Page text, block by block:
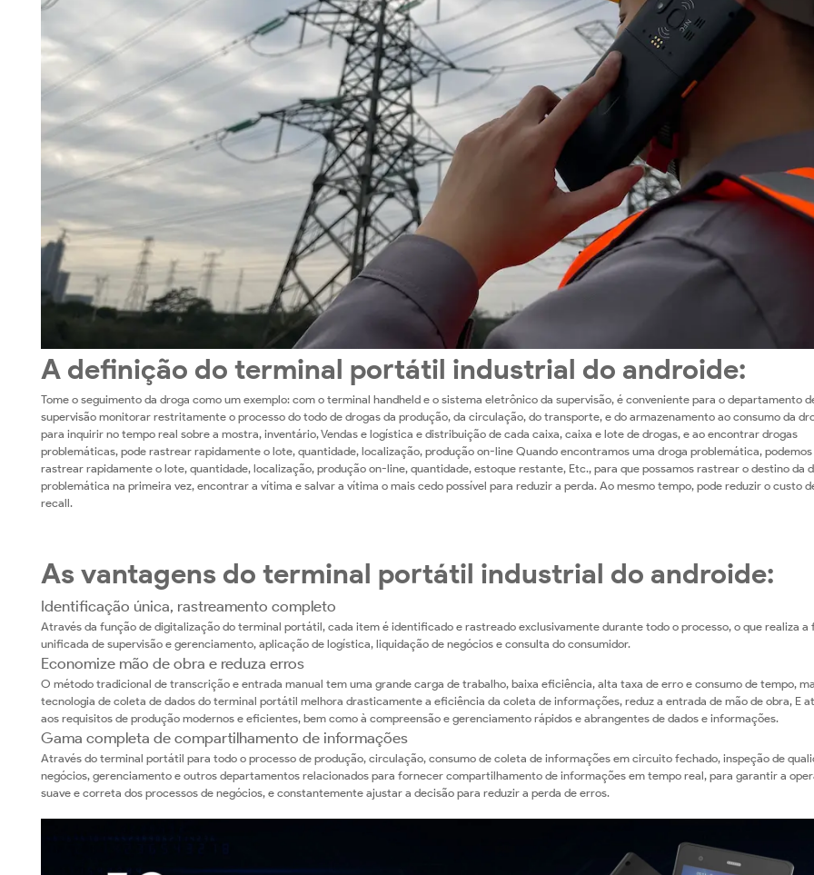
A definição do terminal portátil industrial do androide:
Tome o seguimento da droga como um exemplo: com o terminal handheld e o sistema eletrônico da supervisão, é conveniente para o departamento
supervisão monitorar restritamente o processo do todo de drogas da produção, da circulação, do transporte, e do armazenamento ao consumo da
para inquirir no tempo real sobre a mostra, inventário, Vendas e logística e distribuição de cada caixa, caixa e lote de drogas, e ao encontrar drogas
problemáticas, pode rastrear rapidamente o lote, quantidade, localização, produção on-line Quando encontramos uma droga problemática, podemos
rastrear rapidamente o lote, quantidade, localização, produção on-line, quantidade, estoque restante, Etc., para que possamos rastrear o destino da
problemática na primeira vez, encontrar a vítima e salvar a vítima o mais cedo possível para reduzir a perda. Ao mesmo tempo, pode reduzir o custo
recall.
As vantagens do terminal portátil industrial do androide:
Identificação única, rastreamento completo
Através da função de digitalização do terminal portátil, cada item é identificado e rastreado exclusivamente durante todo o processo, o que realiza a
unificada de supervisão e gerenciamento, aplicação de logística, liquidação de negócios e consulta do consumidor.
Economize mão de obra e reduza erros
O método tradicional de transcrição e entrada manual tem uma grande carga de trabalho, baixa eficiência, alta taxa de erro e consumo de tempo,
tecnologia de coleta de dados do terminal portátil melhora drasticamente a eficiência da coleta de informações, reduz a entrada de mão de obra, E
aos requisitos de produção modernos e eficientes, bem como à compreensão e gerenciamento rápidos e abrangentes de dados e informações.
Gama completa de compartilhamento de informações
Através do terminal portátil para todo o processo de produção, circulação, consumo de coleta de informações em circuito fechado, inspeção de
negócios, gerenciamento e outros departamentos relacionados para fornecer compartilhamento de informações em tempo real, para garantir a
suave e correta dos processos de negócios, e constantemente ajustar a decisão para reduzir a perda de erros.